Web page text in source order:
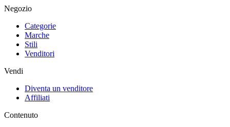
Negozio
Categorie
Marche
Stili
Venditori
Vendi
Diventa un venditore
Affiliati
Contenuto